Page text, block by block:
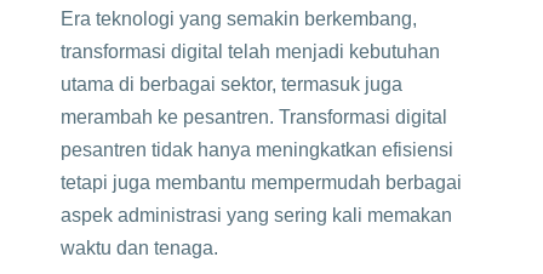
Era teknologi yang semakin berkembang,
transformasi digital telah menjadi kebutuhan
utama di berbagai sektor, termasuk juga
merambah ke pesantren. Transformasi digital
pesantren tidak hanya meningkatkan efisiensi
tetapi juga membantu mempermudah berbagai
aspek administrasi yang sering kali memakan
waktu dan tenaga.